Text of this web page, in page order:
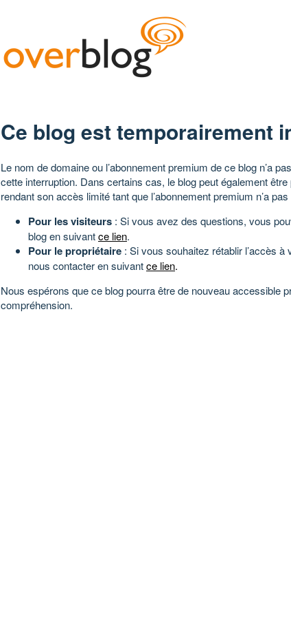
Ce blog est temporairement
Le nom de domaine ou l’abonnement premium de ce blog n’a
cette interruption. Dans certains cas, le blog peut également
rendant son accès limité tant que l’abonnement premium n’a
Pour les visiteurs : Si vous avez des questions, vous
blog en suivantce lien.
Pour le propriétaire : Si vous souhaitez rétablir l’accès
nous contacter en suivantce lien.
Nous espérons que ce blog pourra être de nouveau accessible
compréhension.